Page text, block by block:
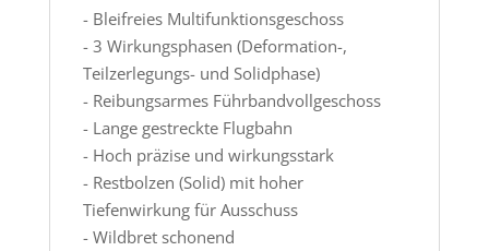
- Bleifreies Multifunktionsgeschoss
- 3 Wirkungsphasen (Deformation-,
Teilzerlegungs- und Solidphase)
- Reibungsarmes Führbandvollgeschoss
- Lange gestreckte Flugbahn
- Hoch präzise und wirkungsstark
- Restbolzen (Solid) mit hoher
Tiefenwirkung für Ausschuss
- Wildbret schonend